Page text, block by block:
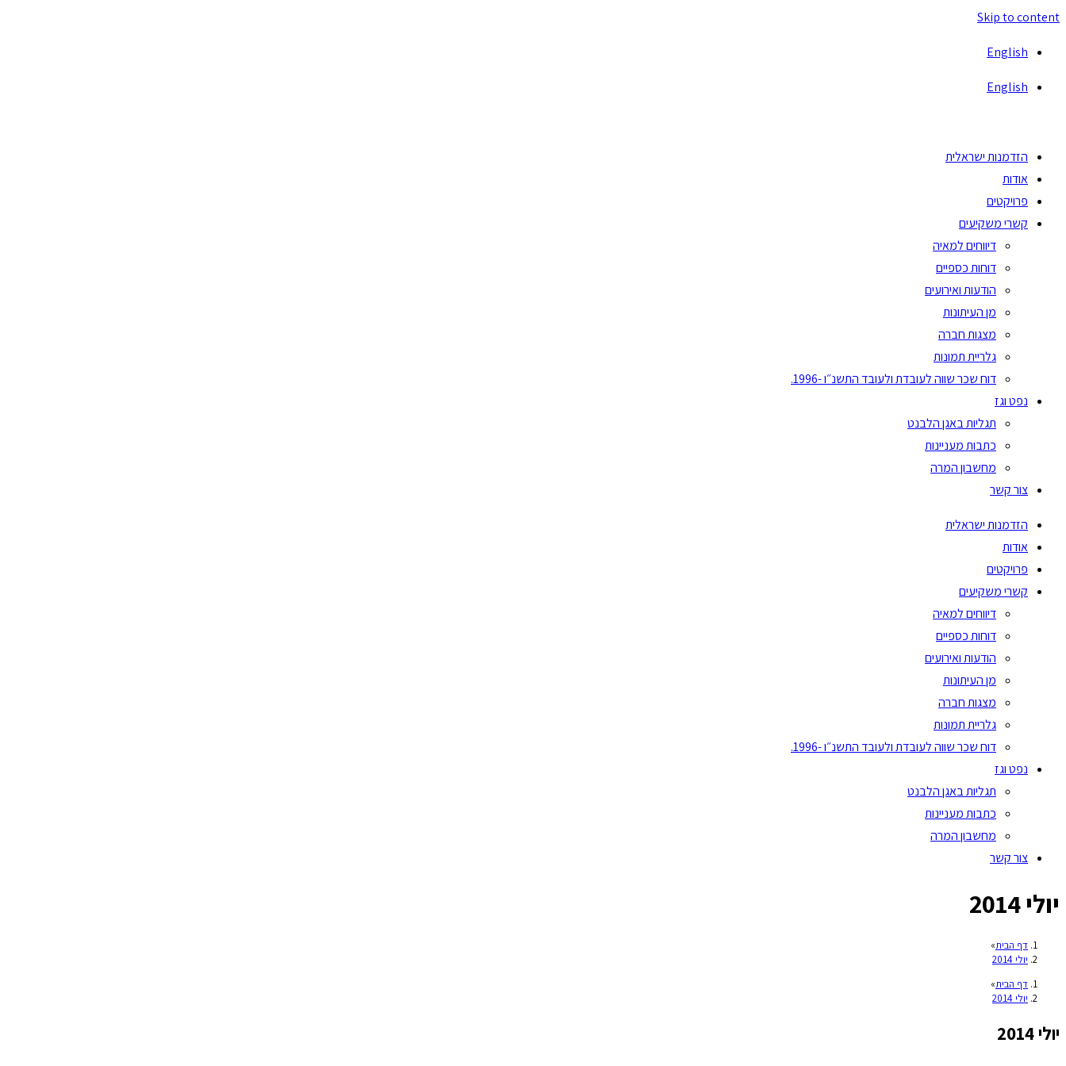
Skip to content
English
English
הזדמנות ישראלית
אודות
פרויקטים
קשרי משקיעים
דיווחים למאיה
דוחות כספיים
הודעות ואירועים
מן העיתונות
מצגות חברה
גלריית תמונות
דוח שכר שווה לעובדת ולעובד התשנ״ו -1996.
נפט וגז
תגליות באגן הלבנט
כתבות מעניינות
מחשבון המרה
צור קשר
הזדמנות ישראלית
אודות
פרויקטים
קשרי משקיעים
דיווחים למאיה
דוחות כספיים
הודעות ואירועים
מן העיתונות
מצגות חברה
גלריית תמונות
דוח שכר שווה לעובדת ולעובד התשנ״ו -1996.
נפט וגז
תגליות באגן הלבנט
כתבות מעניינות
מחשבון המרה
צור קשר
יולי 2014
דף הבית»
יולי 2014
דף הבית»
יולי 2014
יולי 2014